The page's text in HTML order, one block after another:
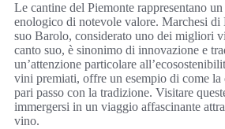
Le cantine del Piemonte rappresentano
enologico di notevole valore. Marchesi di
suo Barolo, considerato uno dei migliori
canto suo, è sinonimo di innovazione e
un’attenzione particolare
vini premiati, offre un esempio di come la
pari passo con la tradizione. Visitare
immergersi in un viaggio affascinante
vino.